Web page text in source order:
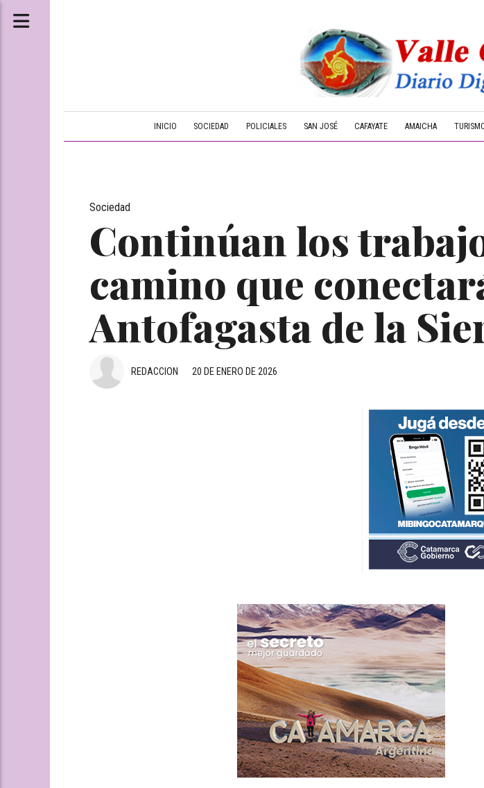
INICIO SOCIEDAD POLICIALES SAN JOSÉ CAFAYATE AMAICHA
Continúan los
camino que
Antofagasta de la
Sociedad
20 DE ENERO DE 2026
REDACCION